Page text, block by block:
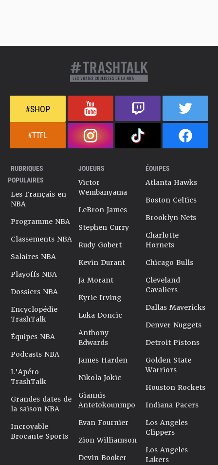
#SHOP
#TTFL
RUBRIQUES
POPULAIRES
Les Français en
NBA
Programme NBA
Classements NBA
Salaires NBA
Playoffs NBA
Dossiers NBA
Encyclopédie
TrashTalk
Équipes NBA
Podcasts NBA
L'Apéro
TrashTalk
Grandes dates de
la saison NBA
Incroyable
Brocante Sports
JOUEURS
Victor
Wembanyama
LeBron James
Stephen Curry
Rudy Gobert
Kevin Durant
Ja Morant
Kyrie Irving
Luka Doncic
Anthony
Edwards
James Harden
Nikola Jokic
Giannis
Antetokounmpo
Evan Fournier
Zion Williamson
Devin Booker
ÉQUIPES
Atlanta Hawks
Boston Celtics
Brooklyn Nets
Charlotte
Hornets
Chicago Bulls
Cleveland
Cavaliers
Dallas Mavericks
Denver Nuggets
Detroit Pistons
Golden State
Warriors
Houston Rockets
Indiana Pacers
Los Angeles
Clippers
Los Angeles
Lakers